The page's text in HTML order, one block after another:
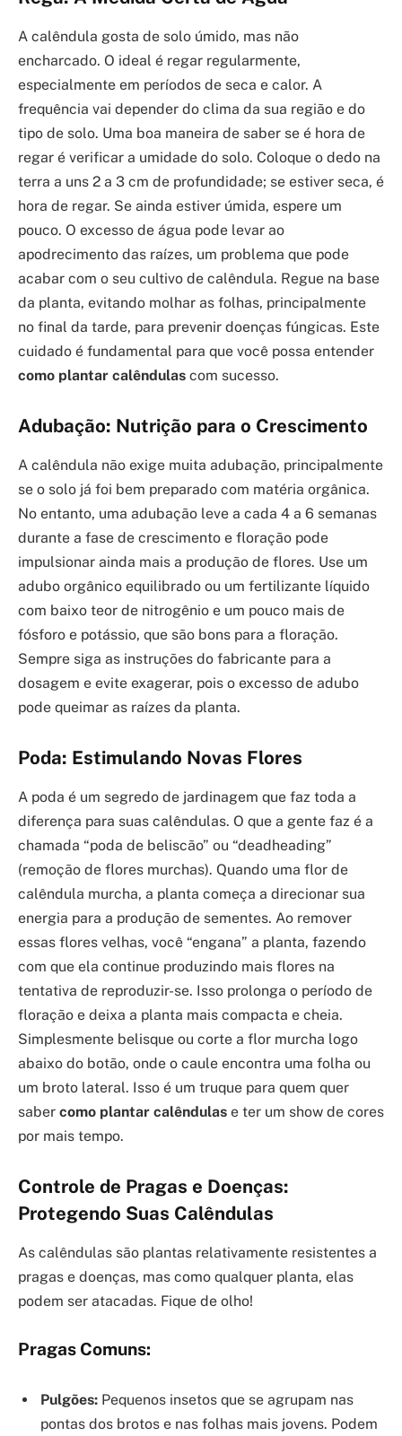
A calêndula gosta de solo úmido, mas não
encharcado. O ideal é regar regularmente,
especialmente em períodos de seca e calor. A
frequência vai depender do clima da sua região e do
tipo de solo. Uma boa maneira de saber se é hora de
regar é verificar a umidade do solo. Coloque o dedo na
terra a uns 2 a 3 cm de profundidade; se estiver seca, é
hora de regar. Se ainda estiver úmida, espere um
pouco. O excesso de água pode levar ao
apodrecimento das raízes, um problema que pode
acabar com o seu cultivo de calêndula. Regue na base
da planta, evitando molhar as folhas, principalmente
no final da tarde, para prevenir doenças fúngicas. Este
cuidado é fundamental para que você possa entender
como plantar calêndulas com sucesso.
Adubação: Nutrição para o Crescimento
A calêndula não exige muita adubação, principalmente
se o solo já foi bem preparado com matéria orgânica.
No entanto, uma adubação leve a cada 4 a 6 semanas
durante a fase de crescimento e floração pode
impulsionar ainda mais a produção de flores. Use um
adubo orgânico equilibrado ou um fertilizante líquido
com baixo teor de nitrogênio e um pouco mais de
fósforo e potássio, que são bons para a floração.
Sempre siga as instruções do fabricante para a
dosagem e evite exagerar, pois o excesso de adubo
pode queimar as raízes da planta.
Poda: Estimulando Novas Flores
A poda é um segredo de jardinagem que faz toda a
diferença para suas calêndulas. O que a gente faz é a
chamada “poda de beliscão” ou “deadheading”
(remoção de flores murchas). Quando uma flor de
calêndula murcha, a planta começa a direcionar sua
energia para a produção de sementes. Ao remover
essas flores velhas, você “engana” a planta, fazendo
com que ela continue produzindo mais flores na
tentativa de reproduzir-se. Isso prolonga o período de
floração e deixa a planta mais compacta e cheia.
Simplesmente belisque ou corte a flor murcha logo
abaixo do botão, onde o caule encontra uma folha ou
um broto lateral. Isso é um truque para quem quer
saber como plantar calêndulas e ter um show de cores
por mais tempo.
Controle de Pragas e Doenças:
Protegendo Suas Calêndulas
As calêndulas são plantas relativamente resistentes a
pragas e doenças, mas como qualquer planta, elas
podem ser atacadas. Fique de olho!
Pragas Comuns:
Pulgões: Pequenos insetos que se agrupam nas
pontas dos brotos e nas folhas mais jovens. Podem